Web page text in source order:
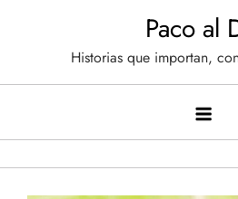
Paco al
Historias que importan,